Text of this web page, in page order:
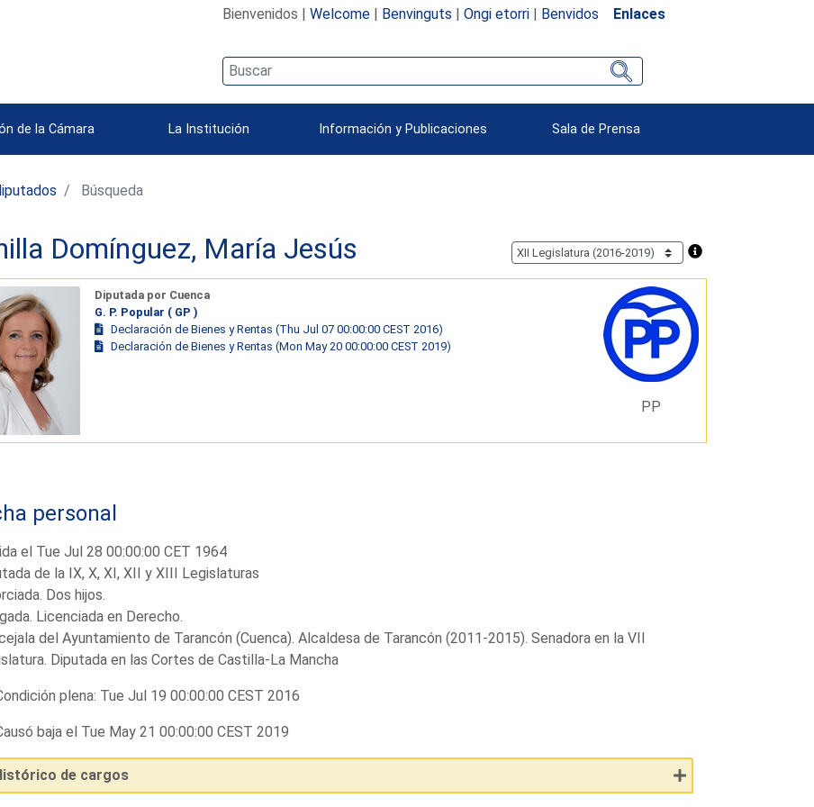
Bienvenidos | Welcome| Benvinguts | Ongi etorri| Benvidos Enlaces
de la Cámara La Institución Información y Publicaciones Sala de Prensa
Búsqueda
Domínguez, María Jesús
Diputada por Cuenca
G. P. Popular ( GP )
Declaración de Bienes y Rentas (Thu Jul 07 00:00:00 CEST 2016)
Declaración de Bienes y Rentas (Mon May 20 00:00:00 CEST 2019)
PP
personal
el Tue Jul 28 00:00:00 CET 1964
de la IX, X, XI, XII y XIII Legislaturas
Dos hijos.
Licenciada en Derecho.
del Ayuntamiento de Tarancón (Cuenca). Alcaldesa de Tarancón (2011-2015). Senadora en la VII
Diputada en las Cortes de Castilla-La Mancha
plena: Tue Jul 19 00:00:00 CEST 2016
baja el Tue May 21 00:00:00 CEST 2019
de cargos